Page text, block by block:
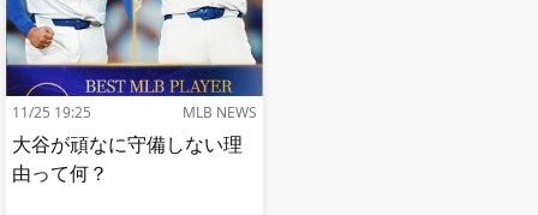
11/25 19:25 MLB NEWS
大谷が頑なに守備しない理
由って何？